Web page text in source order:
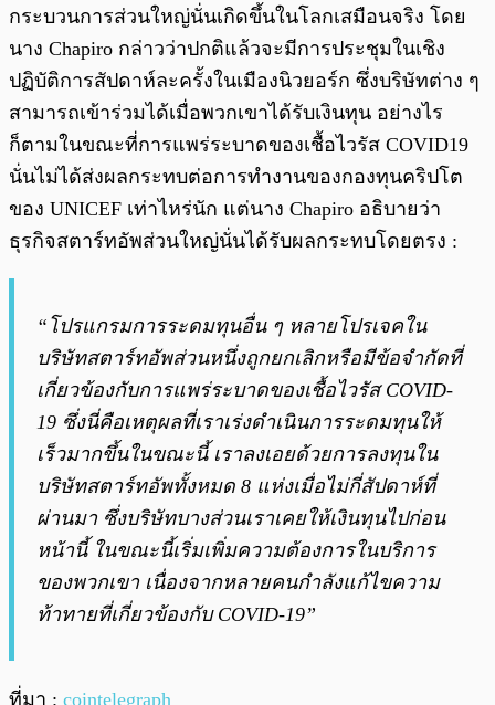
กระบวนการส่วนใหญ่นั่นเกิดขึ้นในโลกเสมือนจริง โดย
นาง Chapiro กล่าวว่าปกติแล้วจะมีการประชุมในเชิง
ปฏิบัติการสัปดาห์ละครั้งในเมืองนิวยอร์ก ซึ่งบริษัทต่าง ๆ
สามารถเข้าร่วมได้เมื่อพวกเขาได้รับเงินทุน อย่างไร
ก็ตามในขณะที่การแพร่ระบาดของเชื้อไวรัส COVID19
นั่นไม่ได้ส่งผลกระทบต่อการทำงานของกองทุนคริปโต
ของ UNICEF เท่าไหร่นัก แต่นาง Chapiro อธิบายว่า
ธุรกิจสตาร์ทอัพส่วนใหญ่นั่นได้รับผลกระทบโดยตรง :
“โปรแกรมการระดมทุนอื่น ๆ หลายโปรเจคใน
บริษัทสตาร์ทอัพส่วนหนึ่งถูกยกเลิกหรือมีข้อจำกัดที่
เกี่ยวข้องกับการแพร่ระบาดของเชื้อไวรัส COVID-
19 ซึ่งนี่คือเหตุผลที่เราเร่งดำเนินการระดมทุนให้
เร็วมากขึ้นในขณะนี้ เราลงเอยด้วยการลงทุนใน
บริษัทสตาร์ทอัพทั้งหมด 8 แห่งเมื่อไม่กี่สัปดาห์ที่
ผ่านมา ซึ่งบริษัทบางส่วนเราเคยให้เงินทุนไปก่อน
หน้านี้ ในขณะนี้เริ่มเพิ่มความต้องการในบริการ
ของพวกเขา เนื่องจากหลายคนกำลังแก้ไขความ
ท้าทายที่เกี่ยวข้องกับ COVID-19”
ที่มา : cointelegraph